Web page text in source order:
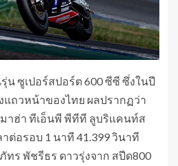
น ซูเปอร์สปอร์ต 600 ซีซี ซึ่งในปี
แถวหน้าของไทย ผลปรากฏว่า
าฮ่า ทีเอ็นพี พีทีที ลูบริแคนท์ส
ต่อรอบ 1 นาที 41.399 วินาที
ทร พัชรีธร ดาวรุ่งจาก สปีด800